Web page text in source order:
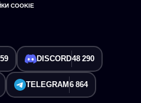
COOKIE
DISCORD48 290
TELEGRAM 6 864